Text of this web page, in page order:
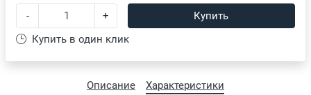
Описание Характеристики
- +
Купить
Купить в один клик